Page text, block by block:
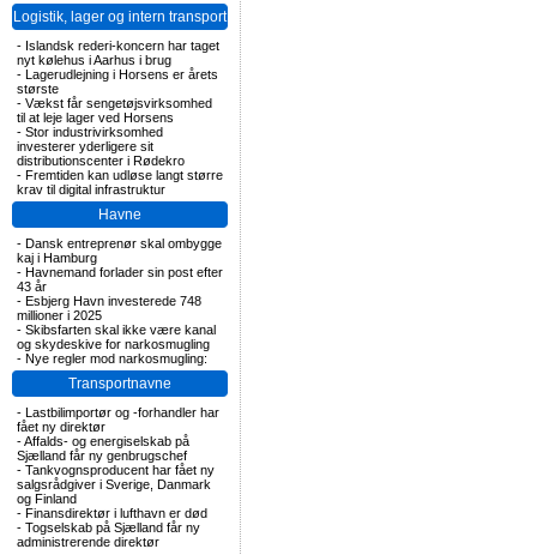
Logistik, lager og intern transport
- Islandsk rederi-koncern har taget
nyt kølehus i Aarhus i brug
- Lagerudlejning i Horsens er årets
største
- Vækst får sengetøjsvirksomhed
til at leje lager ved Horsens
- Stor industrivirksomhed
investerer yderligere sit
distributionscenter i Rødekro
- Fremtiden kan udløse langt større
krav til digital infrastruktur
Havne
- Dansk entreprenør skal ombygge
kaj i Hamburg
- Havnemand forlader sin post efter
43 år
- Esbjerg Havn investerede 748
millioner i 2025
- Skibsfarten skal ikke være kanal
og skydeskive for narkosmugling
- Nye regler mod narkosmugling:
Transportnavne
- Lastbilimportør og -forhandler har
fået ny direktør
-Affalds- og energiselskab på
Sjælland får ny genbrugschef
- Tankvognsproducent har fået ny
salgsrådgiver i Sverige, Danmark
og Finland
- Finansdirektør i lufthavn er død
- Togselskab på Sjælland får ny
administrerende direktør